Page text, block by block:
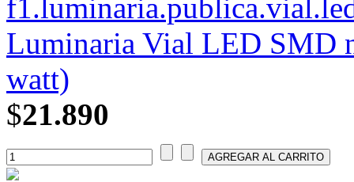
Luminaria Vial LED SMD
watt)
$21.890